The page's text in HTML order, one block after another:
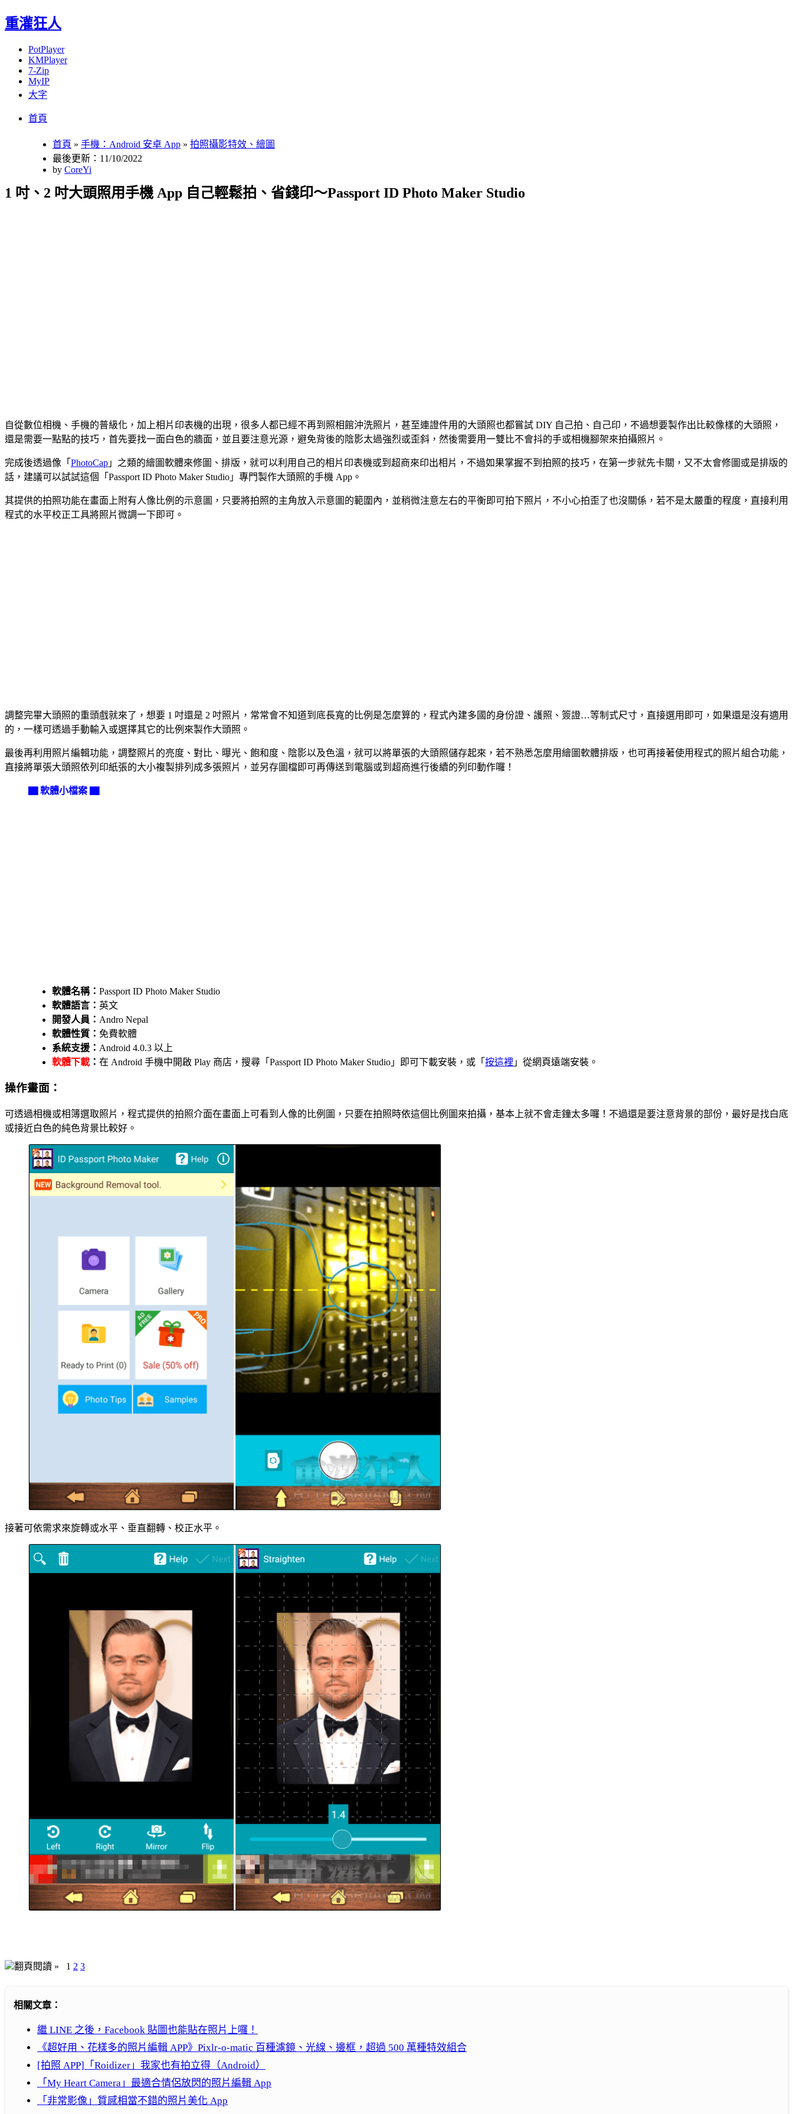
重灌狂人
PotPlayer
KMPlayer
7-Zip
MyIP
大字
首頁
首頁 » 手機：Android 安卓 App » 拍照攝影特效、繪圖
最後更新：11/10/2022
by CoreYi
1 吋、2 吋大頭照用手機 App 自己輕鬆拍、省錢印～Passport ID Photo Maker Studio
自從數位相機、手機的普級化，加上相片印表機的出現，很多人都已經不再到照相館沖洗照片，甚至連證件用的大頭照也都嘗試 DIY 自己拍、自己印，不過想要製作出比較像樣的大頭照，
還是需要一點點的技巧，首先要找一面白色的牆面，並且要注意光源，避免背後的陰影太過強烈或歪斜，然後需要用一雙比不會抖的手或相機腳架來拍攝照片。
完成後透過像「 PhotoCap 」之類的繪圖軟體來修圖、排版，就可以利用自己的相片印表機或到超商來印出相片，不過如果掌握不到拍照的技巧，在第一步就先卡關，又不太會修圖或是排版的
話，建議可以試試這個「Passport ID Photo Maker Studio」專門製作大頭照的手機 App。
其提供的拍照功能在畫面上附有人像比例的示意圖，只要將拍照的主角放入示意圖的範圍內，並稍微注意左右的平衡即可拍下照片，不小心拍歪了也沒關係，若不是太嚴重的程度，直接利用
程式的水平校正工具將照片微調一下即可。
調整完畢大頭照的重頭戲就來了，想要 1 吋還是 2 吋照片，常常會不知道到底長寬的比例是怎麼算的，程式內建多國的身份證、護照、簽證…等制式尺寸，直接選用即可，如果還是沒有適用
的，一樣可透過手動輸入或選擇其它的比例來製作大頭照。
最後再利用照片編輯功能，調整照片的亮度、對比、曝光、飽和度、陰影以及色溫，就可以將單張的大頭照儲存起來，若不熟悉怎麼用繪圖軟體排版，也可再接著使用程式的照片組合功能，
直接將單張大頭照依列印紙張的大小複製排列成多張照片，並另存圖檔即可再傳送到電腦或到超商進行後續的列印動作囉！
▇ 軟體小檔案 ▇
軟體名稱： Passport ID Photo Maker Studio
軟體語言： 英文
開發人員： Andro Nepal
軟體性質： 免費軟體
系統支援： Android 4.0.3 以上
軟體下載 ： 在 Android 手機中開啟 Play 商店，搜尋「Passport ID Photo Maker Studio」即可下載安裝，或「 按這裡 」從網頁遠端安裝。
操作畫面：
可透過相機或相簿選取照片，程式提供的拍照介面在畫面上可看到人像的比例圖，只要在拍照時依這個比例圖來拍攝，基本上就不會走鐘太多囉！不過還是要注意背景的部份，最好是找白底
或接近白色的純色背景比較好。
接著可依需求來旋轉或水平、垂直翻轉、校正水平。
翻頁閱讀 » 1 2 3
相關文章：
繼 LINE 之後，Facebook 貼圖也能貼在照片上囉！
《超好用、花樣多的照片編輯 APP》Pixlr-o-matic 百種濾鏡、光線、邊框，超過 500 萬種特效組合
[拍照 APP]「Roidizer」我家也有拍立得（Android）
「My Heart Camera」最適合情侶放閃的照片編輯 App
「非常影像」質感相當不錯的照片美化 App